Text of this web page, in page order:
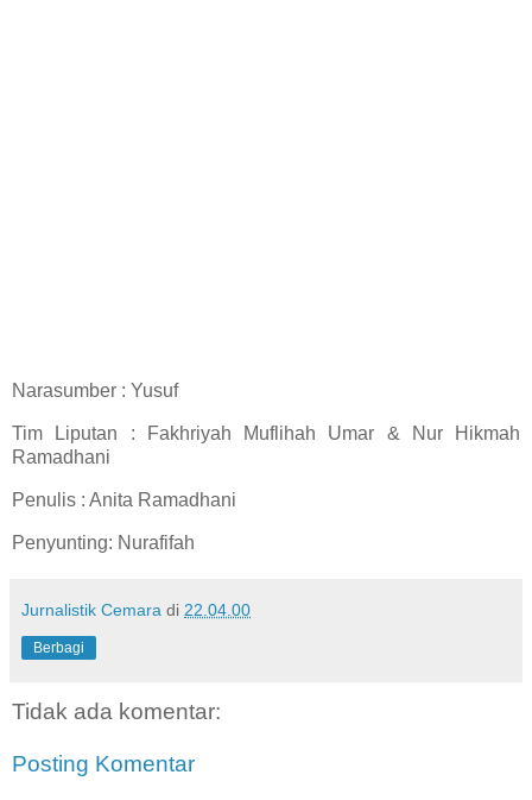
Narasumber : Yusuf
Tim Liputan : Fakhriyah Muflihah Umar & Nur Hikmah
Ramadhani
Penulis : Anita Ramadhani
Penyunting: Nurafifah
Jurnalistik Cemara di 22.04.00
Berbagi
Tidak ada komentar:
Posting Komentar